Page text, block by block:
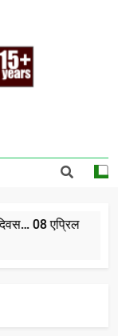
To
08 एप्रिल